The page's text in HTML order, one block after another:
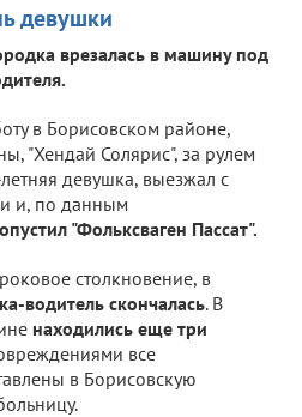
девушки
врезалась в машину под
в Борисовском районе,
"Хендай Солярис", за рулем
девушка, выезжал с
и, по данным
"Фольксваген Пассат".
столкновение, в
водитель скончалась. В
находились еще три
все
в Борисовскую